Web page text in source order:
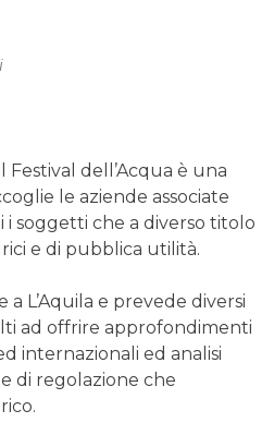
dell’Acqua è una
le aziende associate
soggetti che a diverso titolo
e di pubblica utilità.
a L’Aquila e prevede diversi
ad offrire approfondimenti
internazionali ed analisi
di regolazione che